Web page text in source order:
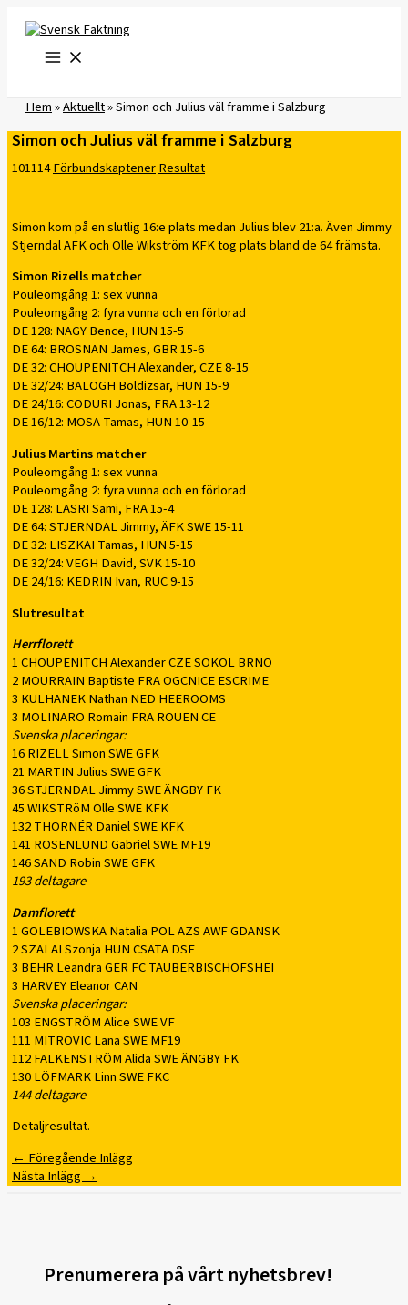
innehåll
Hem»Aktuellt»Simon och Julius väl framme i Salzburg
Simon och Julius väl framme i Salzburg
101114FörbundskaptenerResultat
Simon kom på en slutlig 16:e plats medan Julius blev 21:a. Även Jimmy
Stjerndal ÄFK och Olle Wikström KFK tog plats bland de 64 främsta.
Simon Rizells matcher
Pouleomgång 1: sex vunna
Pouleomgång 2: fyra vunna och en förlorad
DE 128: NAGY Bence, HUN 15-5
DE 64: BROSNAN James, GBR 15-6
DE 32: CHOUPENITCH Alexander, CZE 8-15
DE 32/24: BALOGH Boldizsar, HUN 15-9
DE 24/16: CODURI Jonas, FRA 13-12
DE 16/12: MOSA Tamas, HUN 10-15
Julius Martins matcher
Pouleomgång 1: sex vunna
Pouleomgång 2: fyra vunna och en förlorad
DE 128: LASRI Sami, FRA 15-4
DE 64: STJERNDAL Jimmy, ÄFK SWE 15-11
DE 32: LISZKAI Tamas, HUN 5-15
DE 32/24: VEGH David, SVK 15-10
DE 24/16: KEDRIN Ivan, RUC 9-15
Slutresultat
Herrflorett
1 CHOUPENITCH Alexander CZE SOKOL BRNO
2 MOURRAIN Baptiste FRA OGCNICE ESCRIME
3 KULHANEK Nathan NED HEEROOMS
3 MOLINARO Romain FRA ROUEN CE
Svenska placeringar:
16 RIZELL Simon SWE GFK
21 MARTIN Julius SWE GFK
36 STJERNDAL Jimmy SWE ÄNGBY FK
45 WIKSTRöM Olle SWE KFK
132 THORNÉR Daniel SWE KFK
141 ROSENLUND Gabriel SWE MF19
146 SAND Robin SWE GFK
193 deltagare
Damflorett
1 GOLEBIOWSKA Natalia POL AZS AWF GDANSK
2 SZALAI Szonja HUN CSATA DSE
3 BEHR Leandra GER FC TAUBERBISCHOFSHEI
3 HARVEY Eleanor CAN
Svenska placeringar:
103 ENGSTRÖM Alice SWE VF
111 MITROVIC Lana SWE MF19
112 FALKENSTRÖM Alida SWE ÄNGBY FK
130 LÖFMARK Linn SWE FKC
144 deltagare
Detaljresultat.
← Föregående Inlägg
Nästa Inlägg →
Prenumerera på vårt nyhetsbrev!